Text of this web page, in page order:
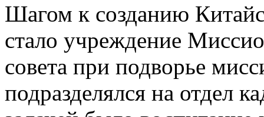
Шагом к созданию
стало учреждение
совета при подворье
подразделялся на отдел